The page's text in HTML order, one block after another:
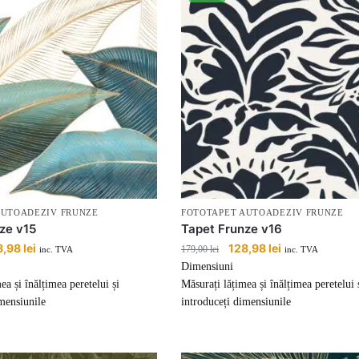
FRUNZE
v15
leiPrețul
este:
128,98 lei.
inc. TVA
și înălțimea peretelui și
FOTOTAPET AUTOADEZIV FRUNZE
Tapet Frunze v16
179,00lei
Prețul
inițial
a
fost:
128,98leiPrețul
este:
128,98 lei.
inc. TVA
Dimensiuni
Măsurați lățimea și înălțimea peretelui
introduceți dimensiunile